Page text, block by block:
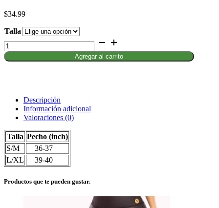
$34.99
Talla
Bindweed
White
Tank
Agregar al carrito
Descripción
Información adicional
Valoraciones (0)
Talla Pecho (inch)
S/M
36-37
L/XL
39-40
Productos que te pueden gustar.